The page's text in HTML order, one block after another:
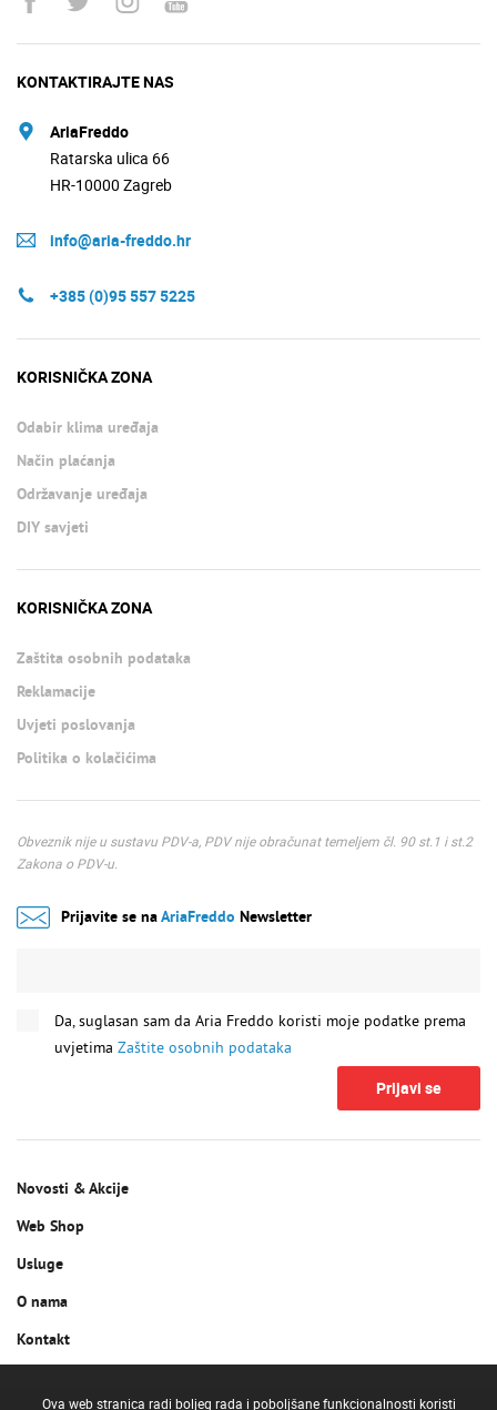
KONTAKTIRAJTE NAS
AriaFreddo
Ratarska ulica 66
HR-10000 Zagreb
info@aria-freddo.hr
+385 (0)95 557 5225
KORISNIČKA ZONA
Odabir klima uređaja
Način plaćanja
Održavanje uređaja
DIY savjeti
KORISNIČKA ZONA
Zaštita osobnih podataka
Reklamacije
Uvjeti poslovanja
Politika o kolačićima
Obveznik nije u sustavu PDV-a, PDV nije obračunat temeljem čl. 90 st.1 i st.2
Zakona o PDV-u.
Prijavite se naAriaFreddo Newsletter
Da, suglasan sam da Aria Freddo koristi moje podatke prema
uvjetima Zaštite osobnih podataka
Prijavi se
Novosti & Akcije
Web Shop
Usluge
O nama
Kontakt
Ova web stranica radi boljeg rada i poboljšane funkcionalnosti koristi